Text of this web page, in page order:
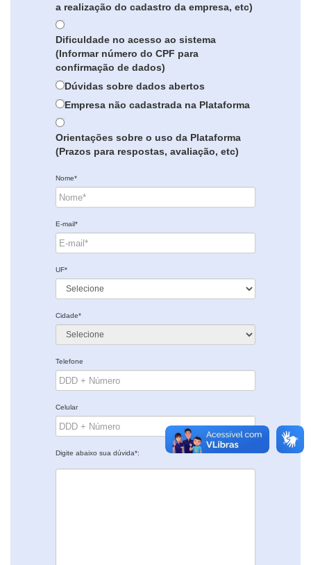
a realização do cadastro da empresa, etc)
Dificuldade no acesso ao sistema
(Informar número do CPF para
confirmação de dados)
Dúvidas sobre dados abertos
Empresa não cadastrada na Plataforma
Orientações sobre o uso da Plataforma
(Prazos para respostas, avaliação, etc)
Nome*
E-mail*
UF*
Cidade*
Telefone
Celular
Digite abaixo sua dúvida*: